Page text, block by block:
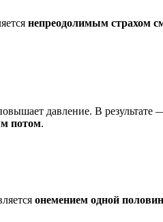
непреодолимым страхом
давление. В результате
потом.
онемением одной